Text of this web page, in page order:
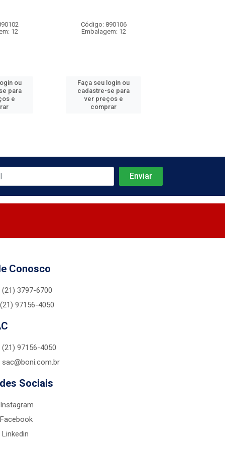
12
ou
para
e
Código: 890106
Embalagem: 12
Faça seu login ou
cadastre-se para
ver preços e
comprar
Conosco
(21) 3797-6700
(21) 97156-4050
(21) 97156-4050
sac@boni.com.br
Sociais
Instagram
Facebook
Linkedin